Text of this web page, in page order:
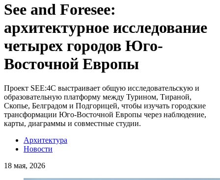
See and Foresee:
архитектурное исследование
четырех городов Юго-
Восточной Европы
Проект SEE:4C выстраивает общую исследовательскую и
образовательную платформу между Турином, Тираной,
Скопье, Белградом и Подгорицей, чтобы изучать городские
трансформации Юго-Восточной Европы через наблюдение,
карты, диаграммы и совместные студии.
Архитектура
Новости
18 мая, 2026